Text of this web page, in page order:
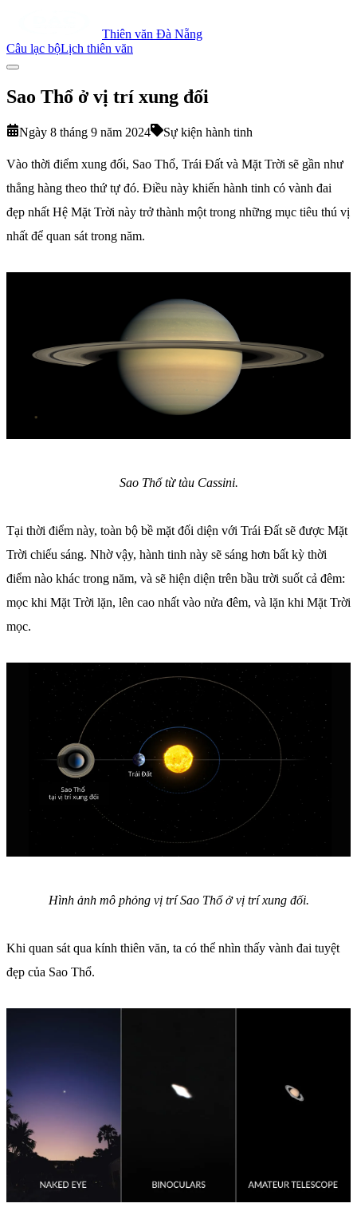
Thiên văn Đà Nẵng
Câu lạc bộLịch thiên văn
Sao Thổ ở vị trí xung đối
Ngày 8 tháng 9 năm 2024 Sự kiện hành tinh
Vào thời điểm xung đối, Sao Thổ, Trái Đất và Mặt Trời sẽ gần như
thẳng hàng theo thứ tự đó. Điều này khiến hành tinh có vành đai
đẹp nhất Hệ Mặt Trời này trở thành một trong những mục tiêu thú vị
nhất để quan sát trong năm.
Sao Thổ từ tàu Cassini.
Tại thời điểm này, toàn bộ bề mặt đối diện với Trái Đất sẽ được Mặt
Trời chiếu sáng. Nhờ vậy, hành tinh này sẽ sáng hơn bất kỳ thời
điểm nào khác trong năm, và sẽ hiện diện trên bầu trời suốt cả đêm:
mọc khi Mặt Trời lặn, lên cao nhất vào nửa đêm, và lặn khi Mặt Trời
mọc.
Hình ảnh mô phỏng vị trí Sao Thổ ở vị trí xung đối.
Khi quan sát qua kính thiên văn, ta có thể nhìn thấy vành đai tuyệt
đẹp của Sao Thổ.